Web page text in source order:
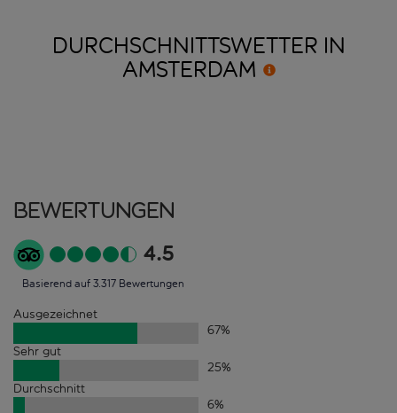
DURCHSCHNITTSWETTER IN
AMSTERDAM
Bewertungen
4.5
Basierend auf 3.317 Bewertungen
Ausgezeichnet
67%
Sehr gut
25%
Durchschnitt
6%